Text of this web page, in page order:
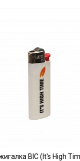
BIC (It's High